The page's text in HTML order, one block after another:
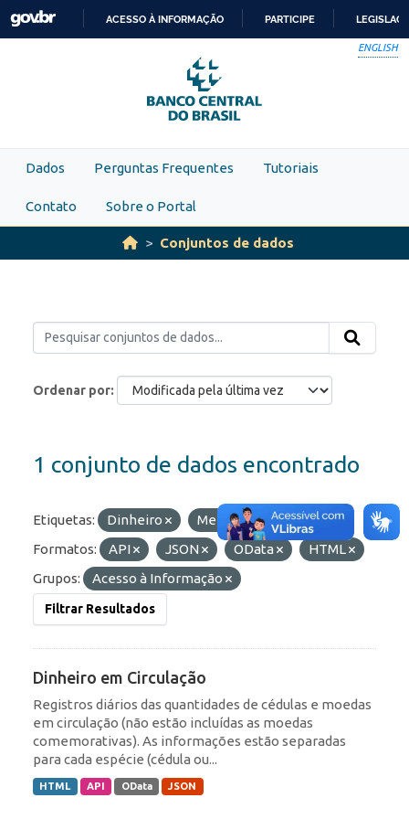
Skip to main content
PARA
O
CONTEÚDO
ACESSO À INFORMAÇÃO PARTICIPE
ENGLISH
Dados Perguntas Frequentes Tutoriais
Contato Sobre o Portal
Conjuntos de dados
Ordenar por
1 conjunto de dados encontrado
Etiquetas: Dinheiro
Meio Circulante
Formatos:
API JSON OData
HTML
Grupos:
Acesso à Informação
Filtrar Resultados
Dinheiro em Circulação
Registros diários das quantidades de cédulas e moedas
em circulação (não estão incluídas as moedas
comemorativas). As informações estão separadas
para cada espécie (cédula ou...
HTML API OData JSON